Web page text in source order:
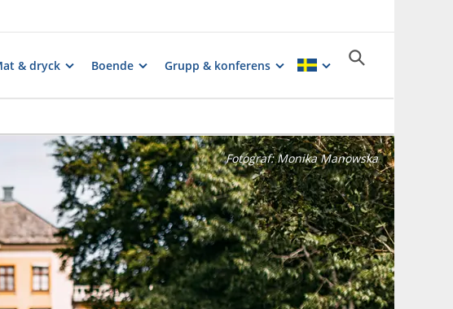
& dryck Boende Grupp & konferens
Fotograf:Monika Manowska